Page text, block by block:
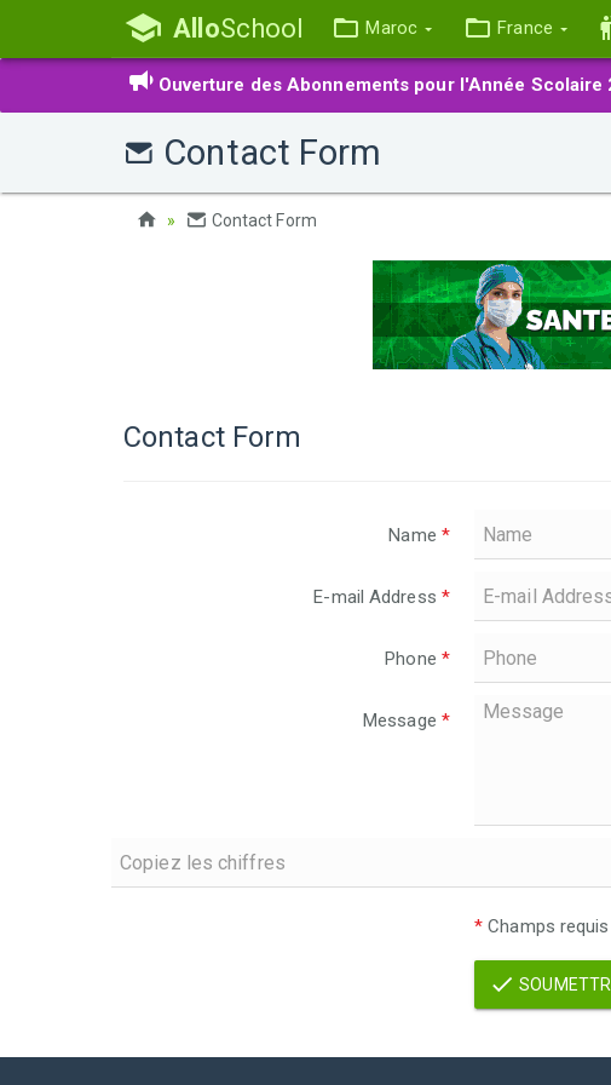
AlloSchool Maroc France
Ouverture des Abonnements pour l'Année Scolaire
Contact Form
Contact Form
Contact Form
Name *
E-mail Address *
Phone *
Message *
* Champs requis